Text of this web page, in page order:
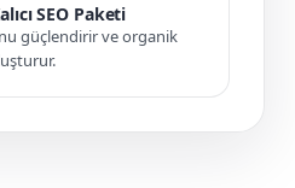
SEO Paketi
güçlendirir ve organik